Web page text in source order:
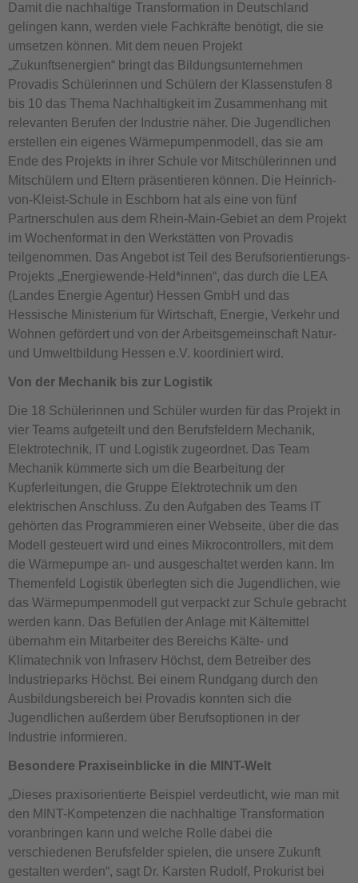
Damit die nachhaltige Transformation in Deutschland
gelingen kann, werden viele Fachkräfte benötigt, die sie
umsetzen können. Mit dem neuen Projekt
„Zukunftsenergien“ bringt das Bildungsunternehmen
Provadis Schülerinnen und Schülern der Klassenstufen 8
bis 10 das Thema Nachhaltigkeit im Zusammenhang mit
relevanten Berufen der Industrie näher. Die Jugendlichen
erstellen ein eigenes Wärmepumpenmodell, das sie am
Ende des Projekts in ihrer Schule vor Mitschülerinnen und
Mitschülern und Eltern präsentieren können. Die Heinrich-
von-Kleist-Schule in Eschborn hat als eine von fünf
Partnerschulen aus dem Rhein-Main-Gebiet an dem Projekt
im Wochenformat in den Werkstätten von Provadis
teilgenommen. Das Angebot ist Teil des Berufsorientierungs-
Projekts „Energiewende-Held*innen“, das durch die LEA
(Landes Energie Agentur) Hessen GmbH und das
Hessische Ministerium für Wirtschaft, Energie, Verkehr und
Wohnen gefördert und von der Arbeitsgemeinschaft Natur-
und Umweltbildung Hessen e.V. koordiniert wird.
Von der Mechanik bis zur Logistik
Die 18 Schülerinnen und Schüler wurden für das Projekt in
vier Teams aufgeteilt und den Berufsfeldern Mechanik,
Elektrotechnik, IT und Logistik zugeordnet. Das Team
Mechanik kümmerte sich um die Bearbeitung der
Kupferleitungen, die Gruppe Elektrotechnik um den
elektrischen Anschluss. Zu den Aufgaben des Teams IT
gehörten das Programmieren einer Webseite, über die das
Modell gesteuert wird und eines Mikrocontrollers, mit dem
die Wärmepumpe an- und ausgeschaltet werden kann. Im
Themenfeld Logistik überlegten sich die Jugendlichen, wie
das Wärmepumpenmodell gut verpackt zur Schule gebracht
werden kann. Das Befüllen der Anlage mit Kältemittel
übernahm ein Mitarbeiter des Bereichs Kälte- und
Klimatechnik von Infraserv Höchst, dem Betreiber des
Industrieparks Höchst. Bei einem Rundgang durch den
Ausbildungsbereich bei Provadis konnten sich die
Jugendlichen außerdem über Berufsoptionen in der
Industrie informieren.
Besondere Praxiseinblicke in die MINT-Welt
„Dieses praxisorientierte Beispiel verdeutlicht, wie man mit
den MINT-Kompetenzen die nachhaltige Transformation
voranbringen kann und welche Rolle dabei die
verschiedenen Berufsfelder spielen, die unsere Zukunft
gestalten werden“, sagt Dr. Karsten Rudolf, Prokurist bei